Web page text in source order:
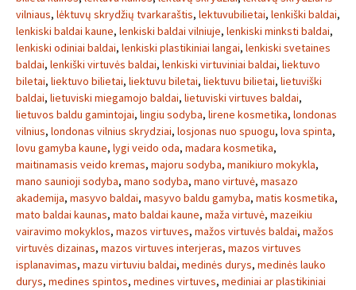
vilniaus, lėktuvų skrydžių tvarkaraštis, lektuvubilietai, lenkiški baldai,
lenkiski baldai kaune, lenkiski baldai vilniuje, lenkiski minksti baldai,
lenkiski odiniai baldai, lenkiski plastikiniai langai, lenkiski svetaines
baldai, lenkiški virtuvės baldai, lenkiski virtuviniai baldai, liektuvo
biletai, liektuvo bilietai, liektuvu biletai, liektuvu bilietai, lietuviški
baldai, lietuviski miegamojo baldai, lietuviski virtuves baldai,
lietuvos baldu gamintojai, lingiu sodyba, lirene kosmetika, londonas
vilnius, londonas vilnius skrydziai, losjonas nuo spuogu, lova spinta,
lovu gamyba kaune, lygi veido oda, madara kosmetika,
maitinamasis veido kremas, majoru sodyba, manikiuro mokykla,
mano saunioji sodyba, mano sodyba, mano virtuvė, masazo
akademija, masyvo baldai, masyvo baldu gamyba, matis kosmetika,
mato baldai kaunas, mato baldai kaune, maža virtuvė, mazeikiu
vairavimo mokyklos, mazos virtuves, mažos virtuvės baldai, mažos
virtuvės dizainas, mazos virtuves interjeras, mazos virtuves
isplanavimas, mazu virtuviu baldai, medinės durys, medinės lauko
durys, medines spintos, medines virtuves, mediniai ar plastikiniai